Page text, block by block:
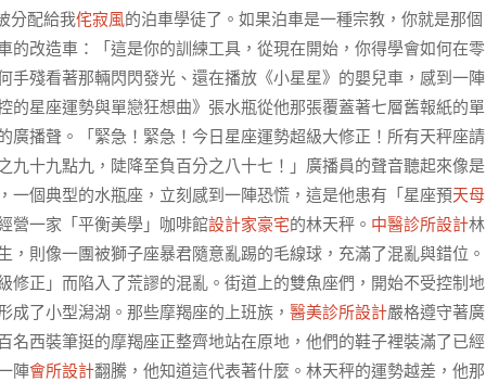
分配給我侘寂風的泊車學徒了。如果泊車是一種宗教，你就是那個
改造車：「這是你的訓練工具，從現在開始，你得學會如何在零
殘看著那輛閃閃發光、還在播放《小星星》的嬰兒車，感到一陣
星座運勢與單戀狂想曲》張水瓶從他那張覆蓋著七層舊報紙的單
播聲。「緊急！緊急！今日星座運勢超級大修正！所有天秤座請
十九點九，陡降至負百分之八十七！」廣播員的聲音聽起來像是
個典型的水瓶座，立刻感到一陣恐慌，這是他患有「星座預天母
營一家「平衡美學」咖啡館設計家豪宅的林天秤。 中醫診所設計林
則像一團被獅子座暴君隨意亂踢的毛線球，充滿了混亂與錯位。
正」而陷入了荒謬的混亂。街道上的雙魚座們，開始不受控制地
了小型潟湖。那些摩羯座的上班族， 醫美診所設計嚴格遵守著廣
西裝筆挺的摩羯座正整齊地站在原地，他們的鞋子裡裝滿了已經
陣會所設計翻騰，他知道這代表著什麼。林天秤的運勢越差，他那